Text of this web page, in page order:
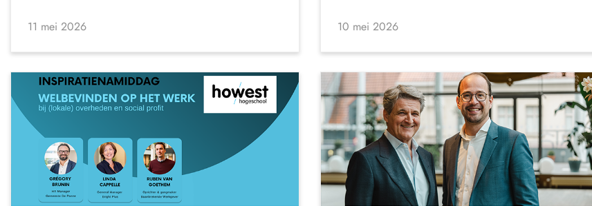
11 mei 2026 10 mei 2026